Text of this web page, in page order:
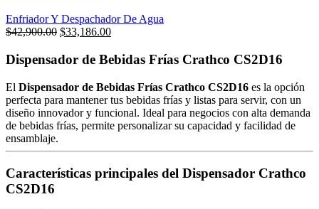
Enfriador Y Despachador De Agua
$42,900.00 Original
was:
$33,186.00Current
is:
Dispensador de Bebidas Frías Crathco CS2D16
El Dispensador de Bebidas Frías Crathco CS2D16 es la opción
perfecta para mantener tus bebidas frías y listas para servir, con un
diseño innovador y funcional. Ideal para negocios con alta demanda
de bebidas frías, permite personalizar su capacidad y facilidad de
ensamblaje.
Características principales del Dispensador Crathco
CS2D16